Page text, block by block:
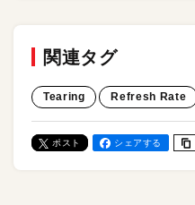
関連タグ
Tearing Refresh Rate
ポスト シェアする